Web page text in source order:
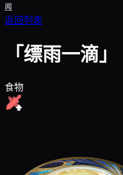
闻
返回列表
「缥雨一滴」
食物